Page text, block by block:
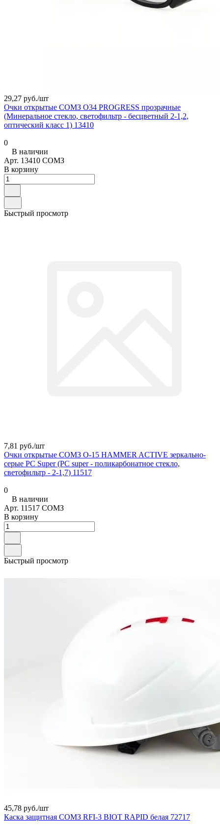
29,27 руб./шт
Очки открытые СОМЗ О34 PROGRESS прозрачные
(Минеральное стекло, светофильтр - бесцветный 2-1,2,
оптический класс 1) 13410
0
В наличии
Арт. 13410 СОМЗ
В корзину
Быстрый просмотр
7,81 руб./шт
Очки открытые СОМЗ О-15 HAMMER ACTIVE зеркально-
серые PC Super (РС super - поликарбонатное стекло,
светофильтр - 2-1,7) 11517
0
В наличии
Арт. 11517 СОМЗ
В корзину
Быстрый просмотр
45,78 руб./шт
Каска защитная СОМЗ RFI-3 BIOT RAPID белая 72717